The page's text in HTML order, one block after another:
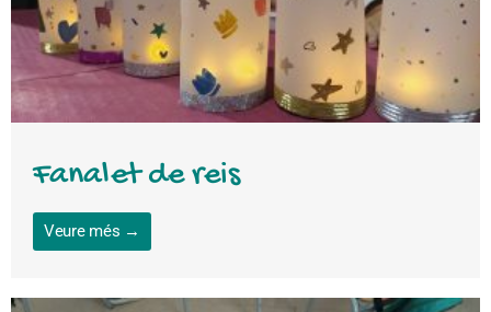
Fanalet de reis
Veure més →